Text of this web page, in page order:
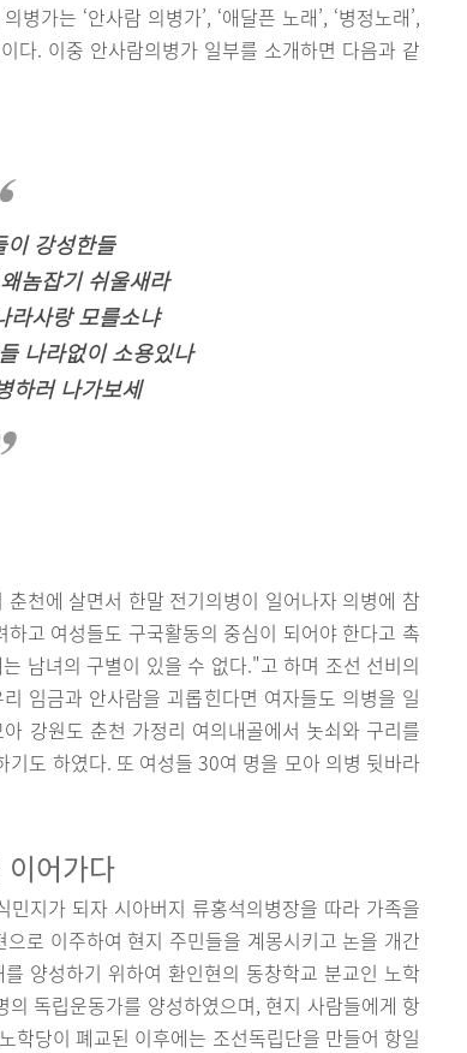
가는 ‘안사람 의병가’, ‘애달픈 노래’, ‘병정노래’,
이다. 이중 안사람의병가 일부를 소개하면 다음과 같
이 강성한들
놈잡기 쉬울새라
라사랑 모를소냐
나라없이 소용있나
하러 나가보세
천에 살면서 한말 전기의병이 일어나자 의병에 참
고 여성들도 구국활동의 중심이 되어야 한다고 촉
남녀의 구별이 있을 수 없다."고 하며 조선 선비의
임금과 안사람을 괴롭힌다면 여자들도 의병을 일
강원도 춘천 가정리 여의내골에서 놋쇠와 구리를
도 하였다. 또 여성들 30여 명을 모아 의병 뒷바라
어가다
지가 되자 시아버지 류홍석의병장을 따라 가족을
로 이주하여 현지 주민들을 계몽시키고 논을 개간
양성하기 위하여 환인현의 동창학교 분교인 노학
독립운동가를 양성하였으며, 현지 사람들에게 항
학당이 폐교된 이후에는 조선독립단을 만들어 항일